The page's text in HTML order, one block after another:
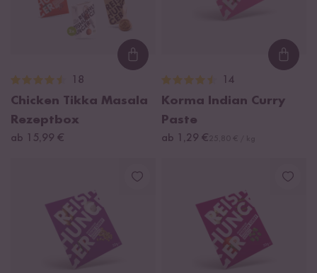
Loading...
18
Chicken Tikka Masala
Rezeptbox
ab 15,99 €
14
Korma Indian Curry
Paste
ab 1,29 €